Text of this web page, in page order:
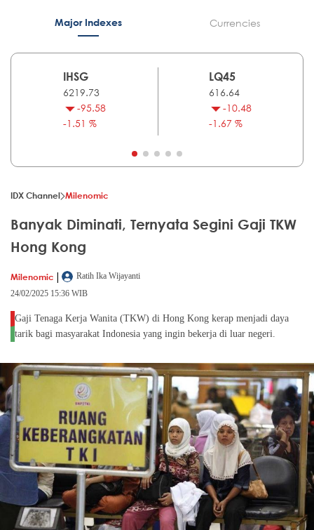
Major Indexes Currencies
IHSG
6219.73
-95.58
-1.51 %
LQ45
616.64
-10.48
-1.67 %
IDX Channel Milenomic
Banyak Diminati, Ternyata Segini Gaji TKW
Hong Kong
Milenomic |
Ratih Ika Wijayanti
24/02/2025 15:36 WIB
Gaji Tenaga Kerja Wanita (TKW) di Hong Kong kerap menjadi daya
tarik bagi masyarakat Indonesia yang ingin bekerja di luar negeri.